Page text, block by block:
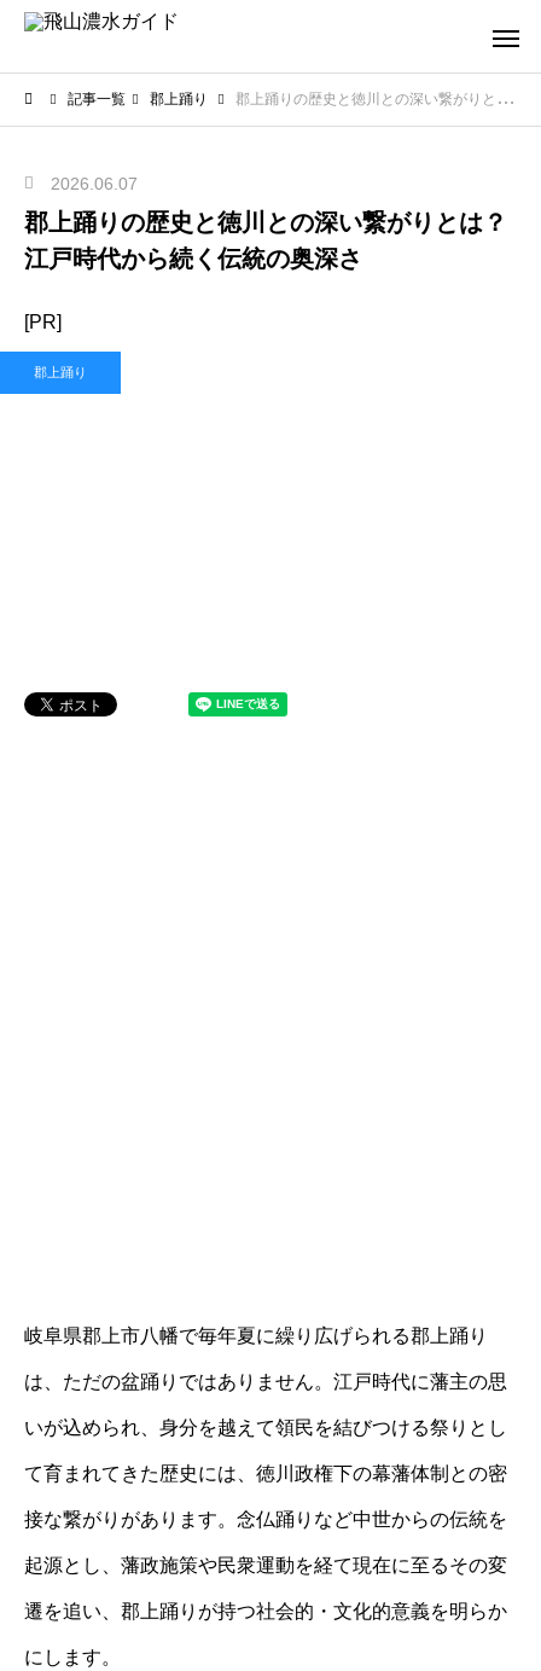
記事一覧 郡上踊り 郡上踊りの歴史と徳川との深い繋がりとは？江戸時代から続く伝統の奥深さ
2026.06.07
郡上踊りの歴史と徳川との深い繋がりとは？
江戸時代から続く伝統の奥深さ
[PR]
郡上踊り
岐阜県郡上市八幡で毎年夏に繰り広げられる郡上踊り
は、ただの盆踊りではありません。江戸時代に藩主の思
いが込められ、身分を越えて領民を結びつける祭りとし
て育まれてきた歴史には、徳川政権下の幕藩体制との密
接な繋がりがあります。念仏踊りなど中世からの伝統を
起源とし、藩政施策や民衆運動を経て現在に至るその変
遷を追い、郡上踊りが持つ社会的・文化的意義を明らか
にします。